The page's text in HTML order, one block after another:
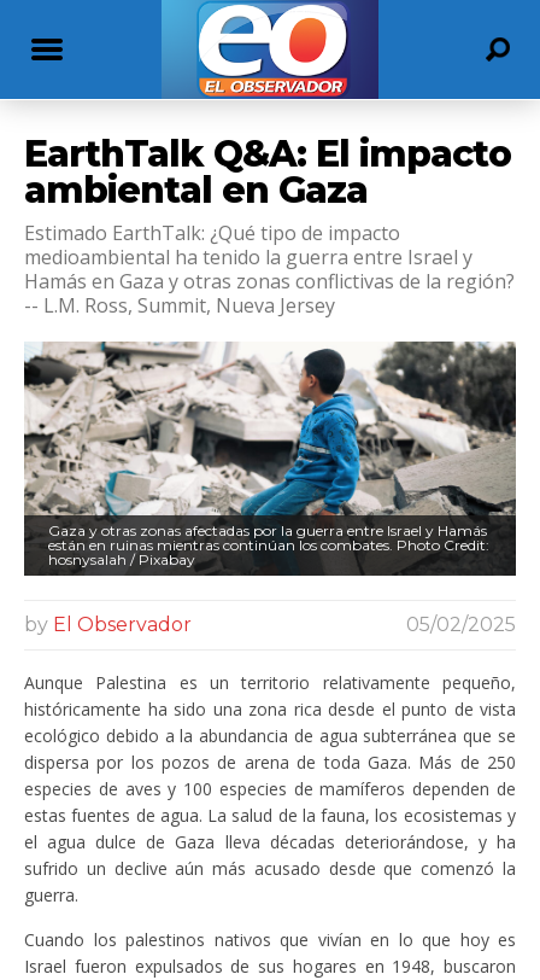
EarthTalk Q&A: El impacto
ambiental en Gaza
Estimado EarthTalk: ¿Qué tipo de impacto
medioambiental ha tenido la guerra entre Israel y
Hamás en Gaza y otras zonas conflictivas de la región?
-- L.M. Ross, Summit, Nueva Jersey
Gaza y otras zonas afectadas por la guerra entre Israel y Hamás
están en ruinas mientras continúan los combates. Photo Credit:
hosnysalah / Pixabay
by El Observador 05/02/2025
Aunque Palestina es un territorio relativamente pequeño,
históricamente ha sido una zona rica desde el punto de vista
ecológico debido a la abundancia de agua subterránea que se
dispersa por los pozos de arena de toda Gaza. Más de 250
especies de aves y 100 especies de mamíferos dependen de
estas fuentes de agua. La salud de la fauna, los ecosistemas y
el agua dulce de Gaza lleva décadas deteriorándose, y ha
sufrido un declive aún más acusado desde que comenzó la
guerra.
Cuando los palestinos nativos que vivían en lo que hoy es
Israel fueron expulsados de sus hogares en 1948, buscaron